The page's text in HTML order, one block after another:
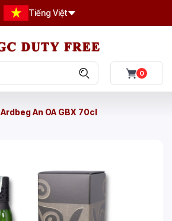
Tiếng Việt
0
Ardbeg An OA GBX 70cl